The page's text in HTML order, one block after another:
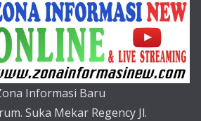
Informasi Baru
Suka Mekar Regency Jl.